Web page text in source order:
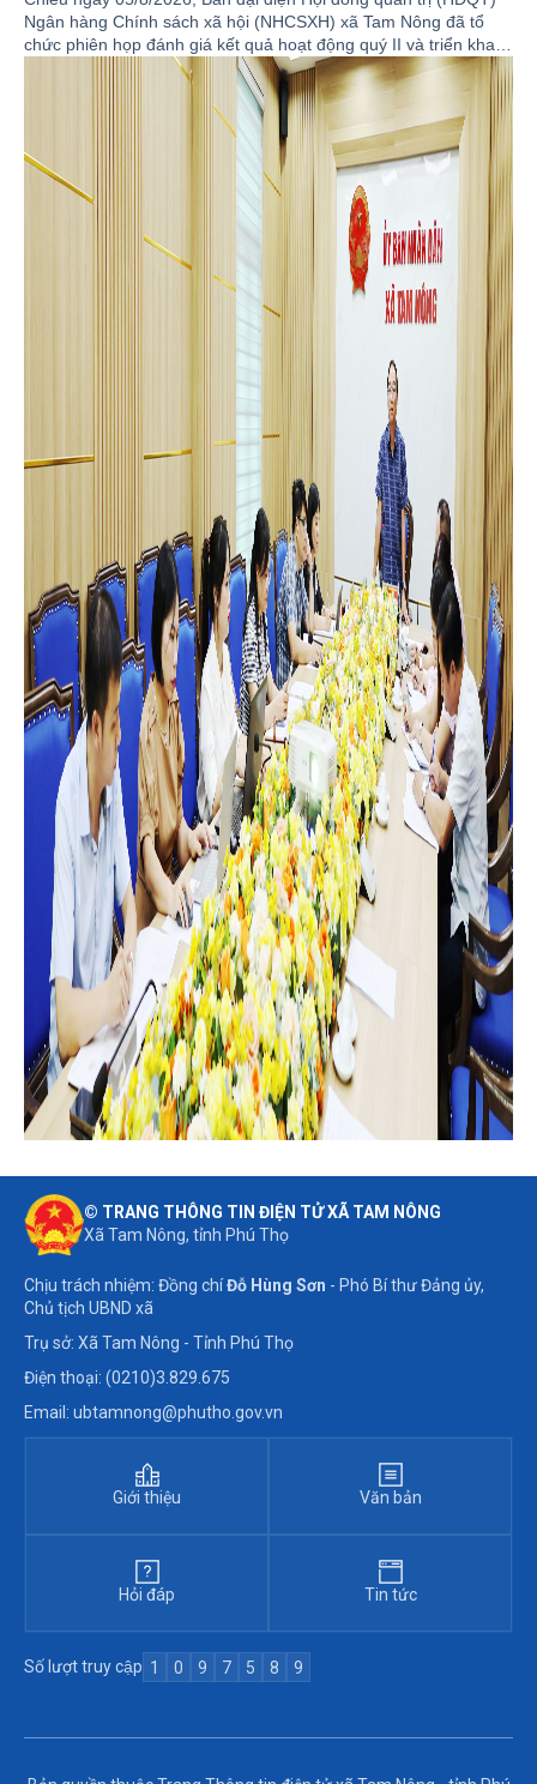
Ngân hàng Chính sách xã hội (NHCSXH) xã Tam Nông đã tổ
chức phiên họp đánh giá kết quả hoạt động quý II và triển khai
phương hướng, nhiệm vụ trọng tâm quý III cũng như 6 tháng
cuối năm 2026. Đồng chí Đỗ Hùng Sơn - Phó Bí thư Đảng ủy,
Chủ tịch UBND xã, Trưởng Ban đại diện HĐQT NHCSXH xã Tam
Nông chủ trì hội nghị. Cùng dự hội nghị có đồng chí Nguyễn
Khắc Long - UVBTV, Chủ tịch UBMTTQ Việt Nam xã Tam Nông;
đồng chí Cao Thị Thu Phương - UVBTV, Phó Chủ tịch UBND xã;
đồng chí Hoàng Văn Dũng - Bí thư Đảng ủy, Giám đốc Phòng
Giao dịch Ngân hàng CSXH Tam Nông; lãnh đạo Văn phòng
HĐND & UBND xã; các thành viên Ban đại diện HĐQT NHCSXH
xã; Trưởng các tổ chính trị - xã hội nhận ủy thác gồm: Hội Cựu
chiến binh, Hội Phụ nữ, Hội Nông dân, Đoàn Thanh niên cùng
lãnh đạo, cán bộ chuyên trách Phòng giao dịch NHCSXH Tam
© TRANG THÔNG TIN ĐIỆN TỬ XÃ TAM NÔNG
Xã Tam Nông, tỉnh Phú Thọ
Chịu trách nhiệm: Đồng chíĐỗ Hùng Sơn - Phó Bí thư Đảng ủy,
Chủ tịch UBND xã
Trụ sở: Xã Tam Nông - Tỉnh Phú Thọ
Điện thoại: (0210)3.829.675
Email: ubtamnong@phutho.gov.vn
Giới thiệu Văn bản
Hỏi đáp Tin tức
Số lượt truy cập 1 0 9 7 5 8 9